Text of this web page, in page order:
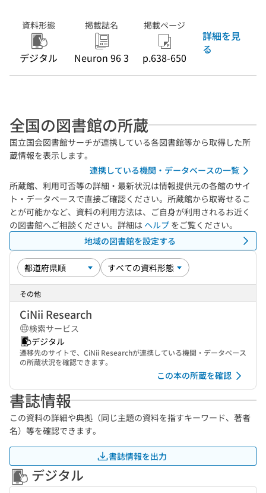
資料形態
デジタル
掲載誌名
Neuron 96 3
掲載ページ
p.638-650
詳細を見
る
全国の図書館の所蔵
国立国会図書館サーチが連携している各図書館等から取得した所
蔵情報を表示します。
連携している機関・データベースの一覧
所蔵館、利用可否等の詳細・最新状況は情報提供元の各館のサイ
ト・データベースで直接ご確認ください。所蔵館から取寄せるこ
とが可能かなど、資料の利用方法は、ご自身が利用されるお近く
の図書館へご相談ください。詳細は ヘルプ をご覧ください。
地域の図書館を設定する
その他
CiNii Research
検索サービス
デジタル
遷移先のサイトで、CiNii Researchが連携している機関・データベース
の所蔵状況を確認できます。
この本の所蔵を確認
書誌情報
この資料の詳細や典拠（同じ主題の資料を指すキーワード、著者
名）等を確認できます。
書誌情報を出力
デジタル